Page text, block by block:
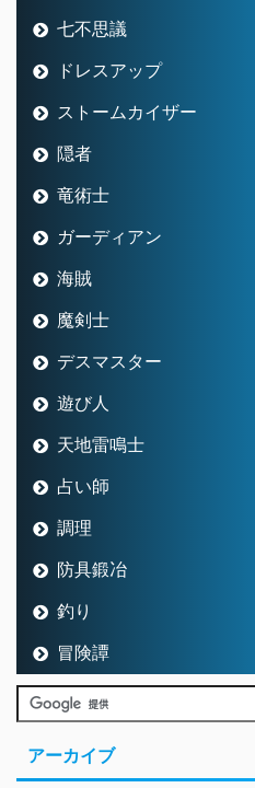
七不思議
ドレスアップ
ストームカイザー
隠者
竜術士
ガーディアン
海賊
魔剣士
デスマスター
遊び人
天地雷鳴士
占い師
調理
防具鍛冶
釣り
冒険譚
アーカイブ